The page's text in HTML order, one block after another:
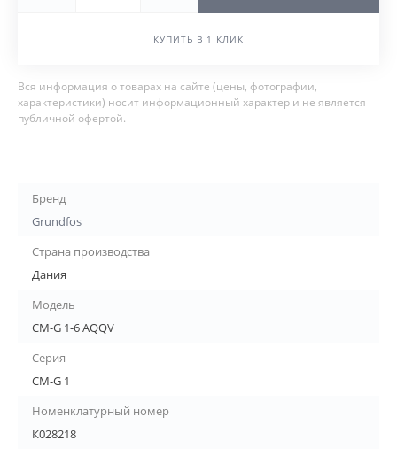
КУПИТЬ В 1 КЛИК
Вся информация о товарах на сайте (цены, фотографии,
характеристики) носит информационный характер и не является
публичной офертой.
Бренд
Grundfos
Страна производства
Дания
Модель
CM-G 1-6 AQQV
Серия
CM-G 1
Номенклатурный номер
К028218